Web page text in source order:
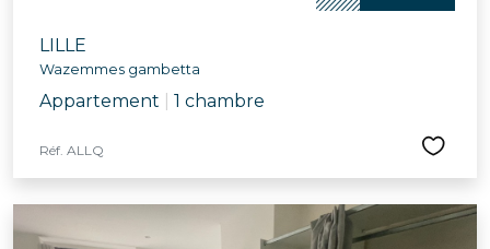
LILLE
Wazemmes gambetta
Appartement 1 chambre
Réf. ALLQ